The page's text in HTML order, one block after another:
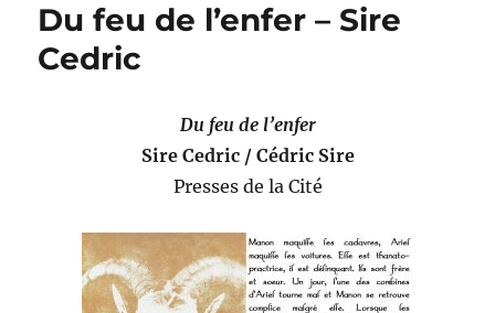
Du feu de l’enfer – Sire
Cedric
Du feu de l’enfer
Sire Cedric / Cédric Sire
Presses de la Cité